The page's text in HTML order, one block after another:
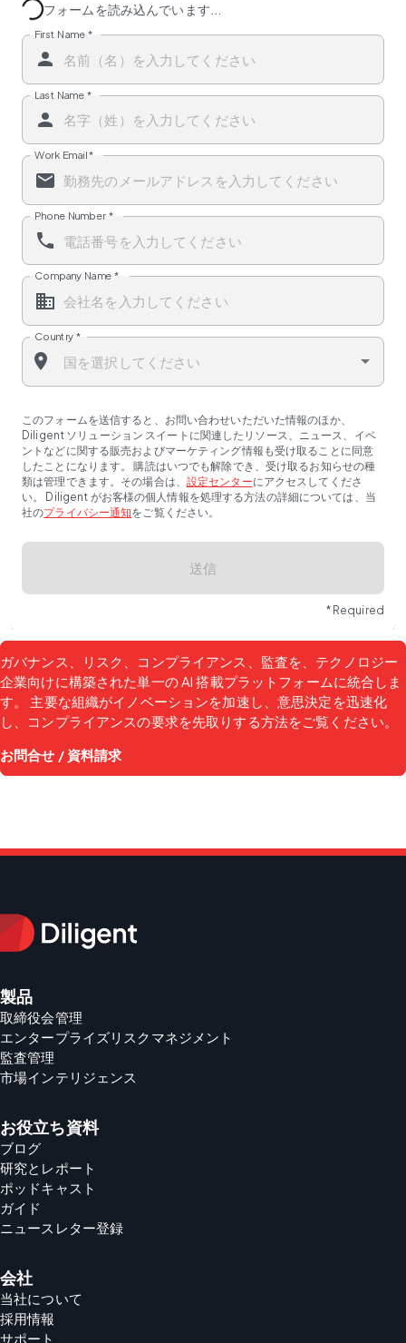
フォームを読み込んでいます...
First Name *
Last Name *
Work Email*
Phone Number *
Company Name *
Country *
このフォームを送信すると、お問い合わせいただいた情報のほか、
Diligent ソリューション スイートに関連したリソース、ニュース、イベ
ントなどに関する販売およびマーケティング情報も受け取ることに同意
したことになります。 購読はいつでも解除でき、受け取るお知らせの種
類は管理できます。その場合は、 設定センターにアクセスしてくださ
い。 Diligent がお客様の個人情報を処理する方法の詳細については、当
社のプライバシー通知をご覧ください。
送信
* Required
ガバナンス、リスク、コンプライアンス、監査を、テクノロジー
企業向けに構築された単一の AI 搭載プラットフォームに統合しま
す。 主要な組織がイノベーションを加速し、意思決定を迅速化
し、コンプライアンスの要求を先取りする方法をご覧ください。
お問合せ / 資料請求
製品
取締役会管理
エンタープライズリスクマネジメント
監査管理
市場インテリジェンス
お役立ち資料
ブログ
研究とレポート
ポッドキャスト
ガイド
ニュースレター登録
会社
当社について
採用情報
サポート